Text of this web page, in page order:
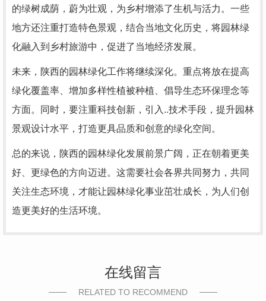
的绿树成荫，蔚为壮观，为乡村增添了生机与活力。一些
地方还注重打造特色景观，结合当地文化历史，将园林绿
化融入到乡村旅游中，促进了当地经济发展。
未来，陕西的园林绿化工作将继续深化。重点将放在提高
绿化覆盖率、增加多样性植被种植、倡导生态环保理念等
方面。同时，要注重科技创新，引入..技术手段，提升园林
景观设计水平，打造更具品质和创意的绿化空间。
总的来说，陕西的园林绿化发展前景广阔，正在朝着更美
好、更绿色的方向迈进。这需要社会各界共同努力，共同
关注生态环境，才能让园林绿化事业茁壮成长，为人们创
造更美好的生活环境。
在线留言
RELATED TO RECOMMEND